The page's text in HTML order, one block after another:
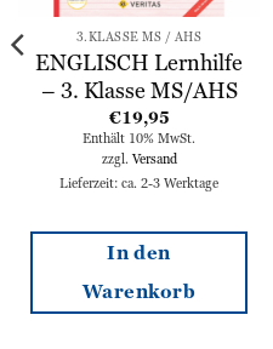
3.KLASSE MS / AHS
ENGLISCH Lernhilfe
– 3. Klasse MS/AHS
€19,95
Enthält 10% MwSt.
zzgl. Versand
Lieferzeit: ca. 2-3 Werktage
In den
Warenkorb